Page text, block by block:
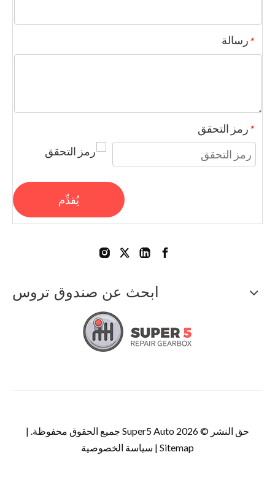
*رسالة
*رمز التحقق
يُقدِّم
ابحث عن صندوق تروس
حق النشر ©2026
Sitemap
| سياسة الخصوصية